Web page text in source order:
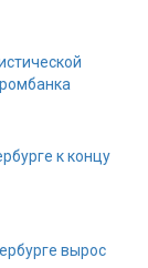
к концу
вырос